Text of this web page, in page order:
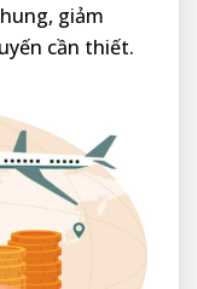
giảm
cần thiết.